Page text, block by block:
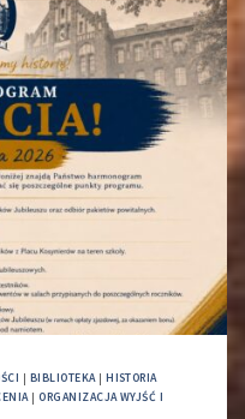
| BIBLIOTEKA|HISTORIA
|ORGANIZACJA WYJŚĆ I